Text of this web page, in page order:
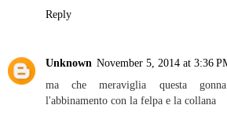
Reply
Unknown November 5, 2014 at 3:36
ma che meraviglia questa
l'abbinamento con la felpa e la collana